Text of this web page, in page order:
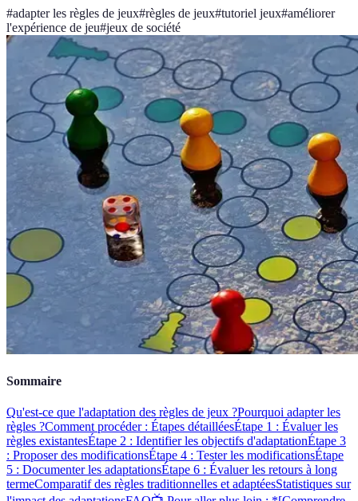
#adapter les règles de jeux#règles de jeux#tutoriel jeux#améliorer
l'expérience de jeu#jeux de société
Sommaire
Qu'est-ce que l'adaptation des règles de jeux ?Pourquoi adapter les
règles ?Comment procéder : Étapes détailléesÉtape 1 : Évaluer les
règles existantesÉtape 2 : Identifier les objectifs d'adaptationÉtape 3
: Proposer des modificationsÉtape 4 : Tester les modificationsÉtape
5 : Documenter les adaptationsÉtape 6 : Évaluer les retours à long
termeComparatif des règles traditionnelles et adaptéesStatistiques sur